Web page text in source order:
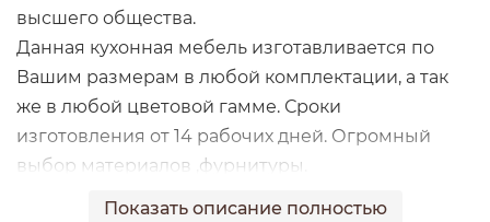
высшего общества.
Данная кухонная мебель изготавливается по
Вашим размерам в любой комплектации, а так
же в любой цветовой гамме. Сроки
изготовления от 14 рабочих дней. Огромный
выбор материалов ,фурнитуры.
Показать описание полностью